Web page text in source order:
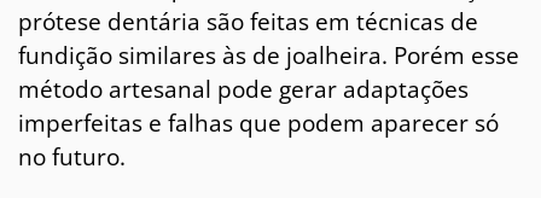
prótese dentária são feitas em técnicas de
fundição similares às de joalheira. Porém esse
método artesanal pode gerar adaptações
imperfeitas e falhas que podem aparecer só
no futuro.